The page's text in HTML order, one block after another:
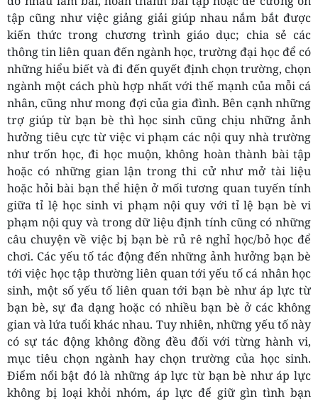
tập cũng như việc giảng giải giúp nhau nắm bắt được
kiến thức trong chương trình giáo dục; chia sẻ các
thông tin liên quan đến ngành học, trường đại học để có
những hiểu biết và đi đến quyết định chọn trường, chọn
ngành một cách phù hợp nhất với thế mạnh của mỗi cá
nhân, cũng như mong đợi của gia đình. Bên cạnh những
trợ giúp từ bạn bè thì học sinh cũng chịu những ảnh
hưởng tiêu cực từ việc vi phạm các nội quy nhà trường
như trốn học, đi học muộn, không hoàn thành bài tập
hoặc có những gian lận trong thi cử như mở tài liệu
hoặc hỏi bài bạn thể hiện ở mối tương quan tuyến tính
giữa tỉ lệ học sinh vi phạm nội quy với tỉ lệ bạn bè vi
phạm nội quy và trong dữ liệu định tính cũng có những
câu chuyện về việc bị bạn bè rủ rê nghỉ học/bỏ học để
chơi. Các yếu tố tác động đến những ảnh hưởng bạn bè
tới việc học tập thường liên quan tới yếu tố cá nhân học
sinh, một số yếu tố liên quan tới bạn bè như áp lực từ
bạn bè, sự đa dạng hoặc có nhiều bạn bè ở các không
gian và lứa tuổi khác nhau. Tuy nhiên, những yếu tố này
có sự tác động không đồng đều đối với từng hành vi,
mục tiêu chọn ngành hay chọn trường của học sinh.
Điểm nổi bật đó là những áp lực từ bạn bè như áp lực
không bị loại khỏi nhóm, áp lực để giữ gìn tình bạn